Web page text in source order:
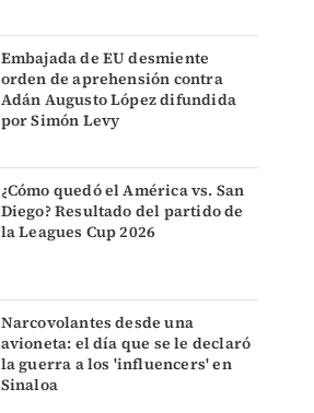
Embajada de EU desmiente
orden de aprehensión contra
Adán Augusto López difundida
por Simón Levy
¿Cómo quedó el América vs. San
Diego? Resultado del partido de
la Leagues Cup 2026
Narcovolantes desde una
avioneta: el día que se le declaró
la guerra a los 'influencers' en
Sinaloa